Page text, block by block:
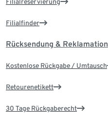
Filialreservierung
Filialfinder
Rücksendung & Reklamation
Kostenlose Rückgabe / Umtausch
Retourenetikett
30 Tage Rückgaberecht